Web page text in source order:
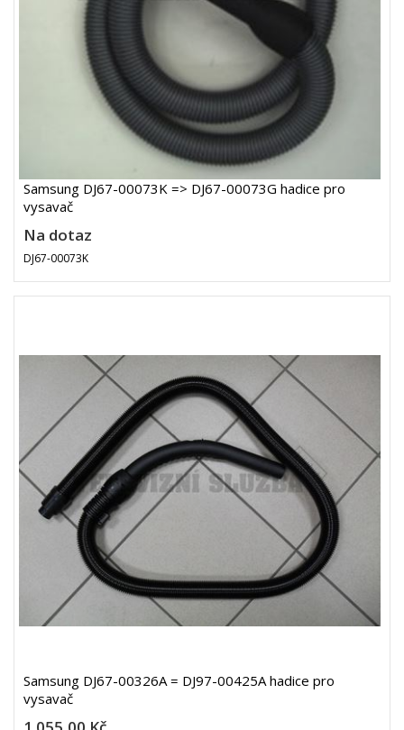
Samsung DJ67-00073K => DJ67-00073G hadice pro
vysavač
Na dotaz
DJ67-00073K
Samsung DJ67-00326A = DJ97-00425A hadice pro
vysavač